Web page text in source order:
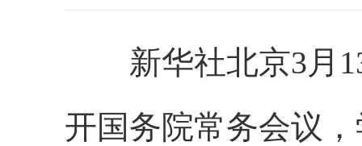
新华社北京3月
开国务院常务会议